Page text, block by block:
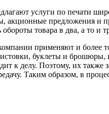
услуги по печати
предложения и
товара в два, а то и
применяют и более
буклеты и брошюры,
к делу. Поэтому, их
Таким образом, в